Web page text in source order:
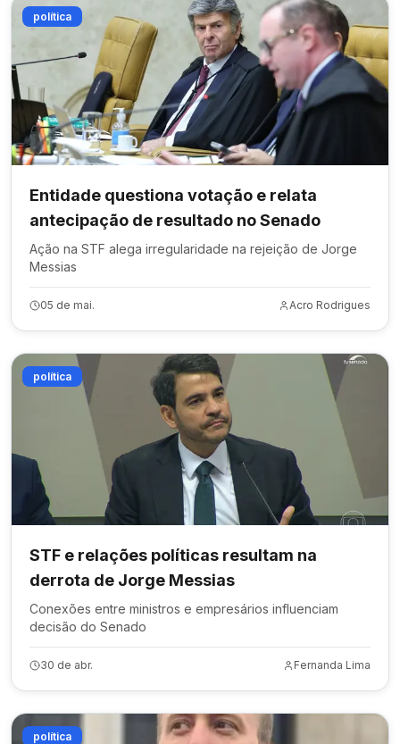
política
Entidade questiona votação e relata
antecipação de resultado no Senado
Ação na STF alega irregularidade na rejeição de Jorge
Messias
05 de mai. Acro Rodrigues
política
STF e relações políticas resultam na
derrota de Jorge Messias
Conexões entre ministros e empresários influenciam
decisão do Senado
30 de abr. Fernanda Lima
política